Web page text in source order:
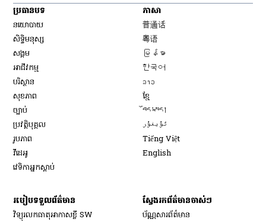
ប្រធានបទ
នយោបាយ
សិទ្ធិ​មនុស្ស
សង្គម
អាជីវកម្ម
បរិស្ថាន
សុខភាព
ច្បាប់
ប្រវត្តិបុគ្គល
រូបភាព
វីដេអូ
វេទិកា​អ្នក​ស្ដាប់
ភាសា
普通话
粤语
မြန်မာ
한국어
ລາວ
ខ្មែ
བོད་སྐད།
ئۇيغۇر
Tiếng Việt
English
របៀប​ទទួល​ព័ត៌មាន​
វិទ្យុ​រលក​ធាតុអាកាស​ខ្លី SW
ស្វែងរកព័ត៌មានចាស់ៗ
ប័ណ្ណសារ​ព័ត៌មាន​